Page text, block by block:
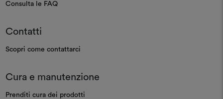
Consulta le FAQ
Contatti
Scopri come contattarci
Cura e manutenzione
Prenditi cura dei prodotti